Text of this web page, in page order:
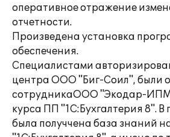
оперативное отражение
отчетности.
Произведена установка
обеспечения.
Специалистами
центра ООО "Биг-Соил", были
сотрудникаООО "Экодар-
курса ПП "1С:Бухгалтерия 8". В
была получчена база знаний